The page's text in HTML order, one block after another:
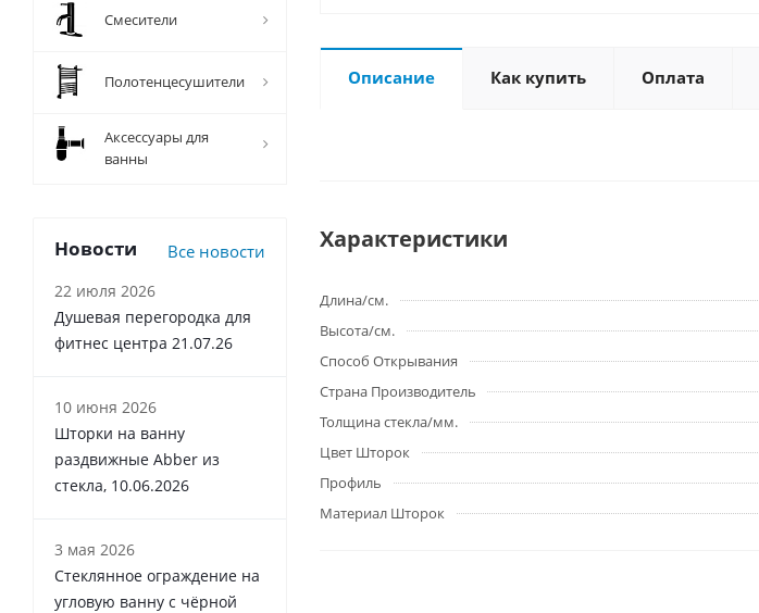
Описание Как купить Оплата
Характеристики
Длина/см.
Высота/см.
Способ Открывания
Страна Производитель
Толщина стекла/мм.
Цвет Шторок
Профиль
Материал Шторок
Смесители
Полотенцесушители
Аксессуары для
ванны
Новости Все новости
22 июля 2026
Душевая перегородка для
фитнес центра 21.07.26
10 июня 2026
Шторки на ванну
раздвижные Abber из
стекла, 10.06.2026
3 мая 2026
Стеклянное ограждение на
угловую ванну с чёрной